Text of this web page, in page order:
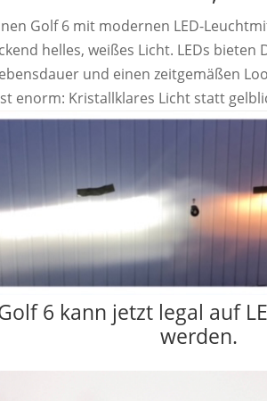
Golf 6 mit modernen LED-
helles, weißes Licht. LEDs bieten
und einen zeitgemäßen
enorm: Kristallklares Licht statt
6 kann jetzt legal auf
werden.